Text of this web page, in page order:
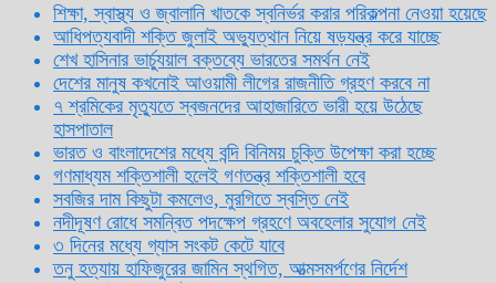
শিক্ষা, স্বাস্থ্য ও জ্বালানি খাতকে স্বনির্ভর করার পরিকল্পনা নেওয়া হয়েছে
আধিপত্যবাদী শক্তি জুলাই অভ্যুত্থান নিয়ে ষড়যন্ত্র করে যাচ্ছে
শেখ হাসিনার ভার্চ্যুয়াল বক্তব্যে ভারতের সমর্থন নেই
দেশের মানুষ কখনোই আওয়ামী লীগের রাজনীতি গ্রহণ করবে না
৭ শ্রমিকের মৃত্যুতে স্বজনদের আহাজারিতে ভারী হয়ে উঠেছে
হাসপাতাল
ভারত ও বাংলাদেশের মধ্যে বন্দি বিনিময় চুক্তি উপেক্ষা করা হচ্ছে
গণমাধ্যম শক্তিশালী হলেই গণতন্ত্র শক্তিশালী হবে
সবজির দাম কিছুটা কমলেও, মুরগিতে স্বস্তি নেই
নদীদূষণ রোধে সমন্বিত পদক্ষেপ গ্রহণে অবহেলার সুযোগ নেই
৩ দিনের মধ্যে গ্যাস সংকট কেটে যাবে
তনু হত্যায় হাফিজুরের জামিন স্থগিত, আত্মসমর্পণের নির্দেশ